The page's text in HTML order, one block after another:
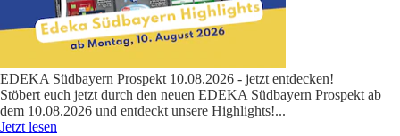
EDEKA Südbayern Prospekt 10.08.2026 - jetzt entdecken!
Stöbert euch jetzt durch den neuen EDEKA Südbayern Prospekt ab
dem 10.08.2026 und entdeckt unsere Highlights!...
Jetzt lesen